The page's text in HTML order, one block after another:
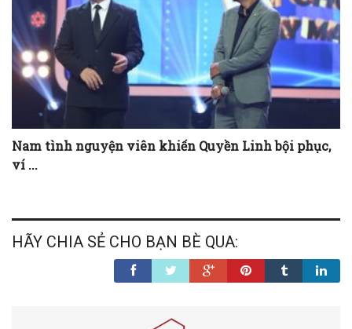
Nam tình nguyện viên khiến Quyền Linh bội phục,
ví ...
HÃY CHIA SẺ CHO BẠN BÈ QUA: